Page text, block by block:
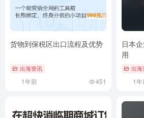
货物到保税区出口流程及优势
出海资讯
1年前 451
日本
用
出海
1年